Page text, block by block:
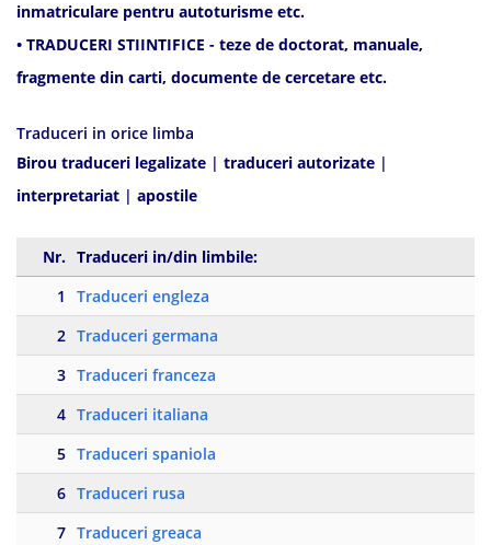
inmatriculare pentru autoturisme etc.
• TRADUCERI STIINTIFICE - teze de doctorat, manuale,
fragmente din carti, documente de cercetare etc.
Traduceri in orice limba
Birou traduceri legalizate | traduceri autorizate |
interpretariat | apostile
Nr. Traduceri in/din limbile:
1
Traduceri engleza
2 Traduceri germana
3 Traduceri franceza
4 Traduceri italiana
5 Traduceri spaniola
6 Traduceri rusa
7 Traduceri greaca